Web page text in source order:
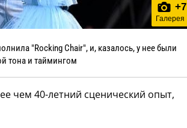
+7
Галерея
"Rocking Chair", и, казалось, у нее были
тона и таймингом
чем 40-летний сценический опыт,